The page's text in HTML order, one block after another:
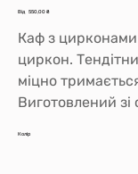
Від Ціна
550,00 ₴
Каф з
циркон.
міцно
Виготовлений зі
Колір